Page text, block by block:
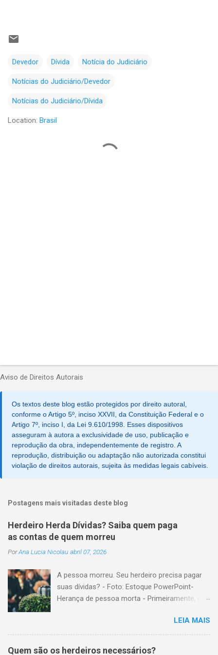
Devedor Dívida Notícia do Judiciário
Notícias do Judiciário/Devedor
Notícias do Judiciário/Dívida
Location: Brasil
Aviso de Direitos Autorais
Os textos deste blog estão protegidos por direito autoral,
conforme o Artigo 5º, inciso XXVII, da Constituição Federal e o
Artigo 7º, inciso I, da Lei 9.610/1998. Esses dispositivos
asseguram à autora a exclusividade de uso, publicação e
reprodução da obra, independentemente de registro. A
reprodução, distribuição ou adaptação não autorizada constitui
violação de direitos autorais, sujeita às medidas legais cabíveis.
Postagens mais visitadas deste blog
Herdeiro Herda Dívidas? Saiba quem paga
as contas de quem morreu
PorAna Lucia Nicolau abril 07, 2026
A pessoa morreu. Seu herdeiro precisa pagar
suas dívidas? - Foto: Estoque PowerPoint-
Herança de pessoa morta - Primeiramente, é
formado pelos elementos, para transmissão
aos sucessores. Esses elementos são: A)
positivos; ou seja, com importância monetária,
LEIA MAIS
Quem são os herdeiros necessários?